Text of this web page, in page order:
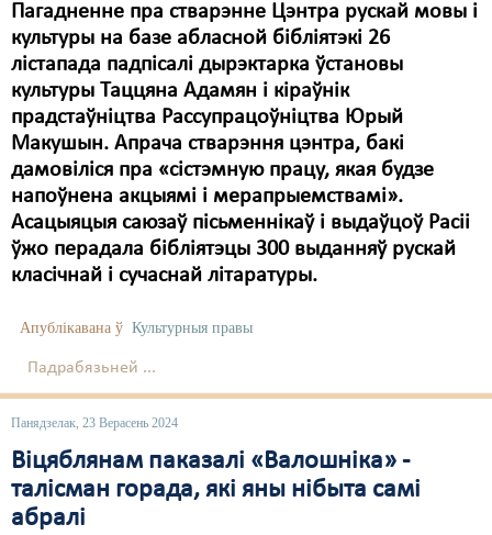
Пагадненне пра стварэнне Цэнтра рускай мовы і
культуры на базе абласной бібліятэкі 26
лістапада падпісалі дырэктарка ўстановы
культуры Таццяна Адамян і кіраўнік
прадстаўніцтва Рассупрацоўніцтва Юрый
Макушын. Апрача стварэння цэнтра, бакі
дамовіліся пра «сістэмную працу, якая будзе
напоўнена акцыямі і мерапрыемствамі».
Асацыяцыя саюзаў пісьменнікаў і выдаўцоў Расіі
ўжо перадала бібліятэцы 300 выданняў рускай
класічнай і сучаснай літаратуры.
Апублікавана ў Культурныя правы
Падрабязьней ...
Панядзелак, 23 Верасень 2024
Віцяблянам паказалі «Валошніка» -
талісман горада, які яны нібыта самі
абралі